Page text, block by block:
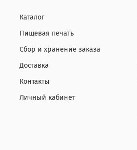
Каталог
Пищевая печать
Сбор и хранение заказа
Доставка
Контакты
Личный кабинет